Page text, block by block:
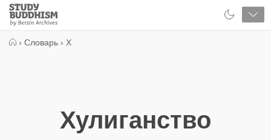
Close
Study
Buddhism
› Словарь › Х
Хулиганство